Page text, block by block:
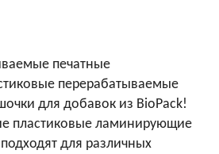
печатные
перерабатываемые
для добавок из BioPack!
пластиковые ламинирующие
для различных